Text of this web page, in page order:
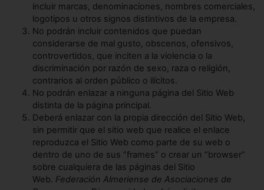
incluir marcas, denominaciones, nombres comerciales,
logotipos u otros signos distintivos de la empresa.
No podrán incluir contenidos que puedan
considerarse de mal gusto, obscenos, ofensivos,
controvertidos, que inciten a la violencia o la
discriminación por razón de sexo, raza o religión,
contrarios al orden público o ilícitos.
No podrán enlazar a ninguna página del Sitio Web
distinta de la página principal.
Deberá enlazar con la propia dirección del Sitio Web,
sin permitir que el sitio web que realice el enlace
reproduzca el Sitio Web como parte de su web o
dentro de uno de sus “frames” o crear un “browser”
sobre cualquiera de las páginas del Sitio
Web. Federación Almeriense de Asociaciones de